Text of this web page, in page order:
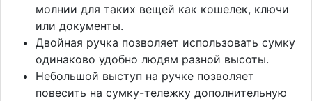
молнии для таких вещей как кошелек, ключи
или документы.
Двойная ручка позволяет использовать сумку
одинаково удобно людям разной высоты.
Небольшой выступ на ручке позволяет
повесить на сумку-тележку дополнительную